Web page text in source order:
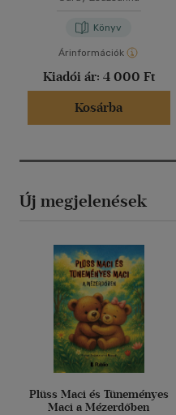
Könyv
Árinformációk
Kiadói ár: 4 000 Ft
Kosárba
Új megjelenések
Plüss Maci és Tüneményes
Maci a Mézerdőben